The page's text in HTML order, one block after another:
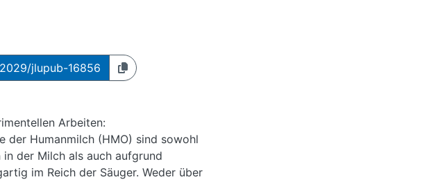
jlupub-16856
Arbeiten:
der Humanmilch (HMO) sind sowohl
der Milch als auch aufgrund
im Reich der Säuger. Weder über